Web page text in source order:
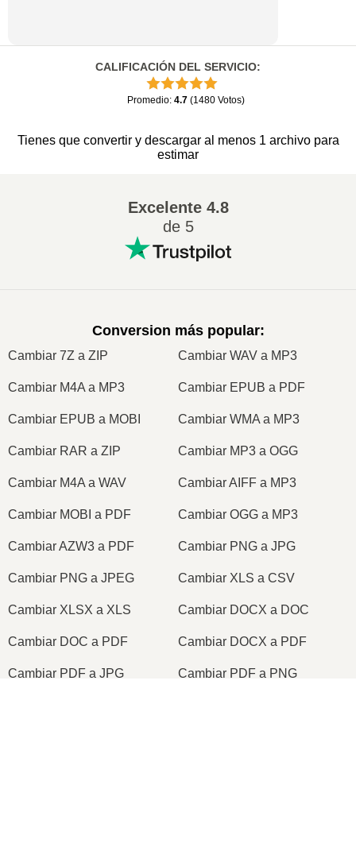
CALIFICACIÓN DEL SERVICIO:
Promedio: 4.7 (1480 Votos)
Tienes que convertir y descargar al menos 1 archivo para
estimar
Excelente4.8
de 5
Conversion más popular:
Cambiar 7Z a ZIP Cambiar WAV a MP3
Cambiar M4A a MP3 Cambiar EPUB a PDF
Cambiar EPUB a MOBI Cambiar WMA a MP3
Cambiar RAR a ZIP Cambiar MP3 a OGG
Cambiar M4A a WAV Cambiar AIFF a MP3
Cambiar MOBI a PDF Cambiar OGG a MP3
Cambiar AZW3 a PDF Cambiar PNG a JPG
Cambiar PNG a JPEG Cambiar XLS a CSV
Cambiar XLSX a XLS Cambiar DOCX a DOC
Cambiar DOC a PDF Cambiar DOCX a PDF
Cambiar PDF a JPG Cambiar PDF a PNG